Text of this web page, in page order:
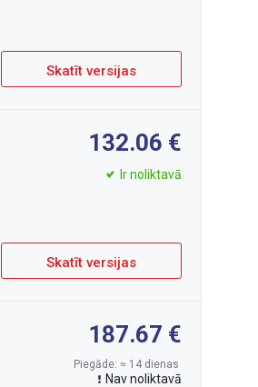
Skatīt versijas
132.06
Ir noliktavā
Skatīt versijas
187.67
Piegāde: ≈ 14 dienas
Nav noliktavā